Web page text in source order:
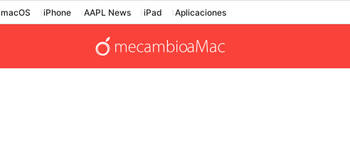
macOS iPhone AAPL News iPad Aplicaciones